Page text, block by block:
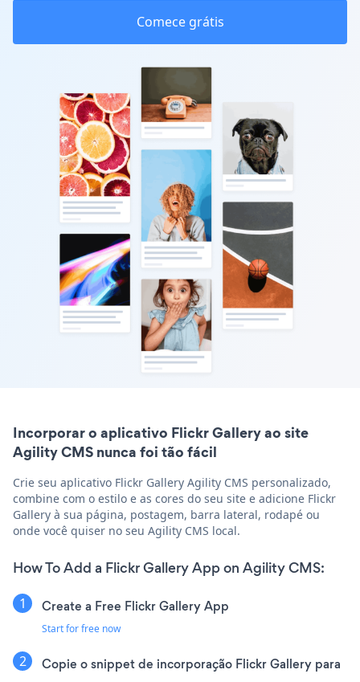
Comece grátis
Incorporar o aplicativo Flickr Gallery ao site
Agility CMS nunca foi tão fácil
Crie seu aplicativo Flickr Gallery Agility CMS personalizado,
combine com o estilo e as cores do seu site e adicione Flickr
Gallery à sua página, postagem, barra lateral, rodapé ou
onde você quiser no seu Agility CMS local.
How To Add a Flickr Gallery App on Agility CMS:
Create a Free Flickr Gallery App
Start for free now
Copie o snippet de incorporação Flickr Gallery para